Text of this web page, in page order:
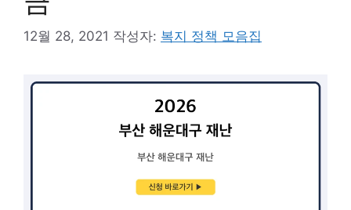
12월 28, 2021 작성자: 복지 정책 모음집